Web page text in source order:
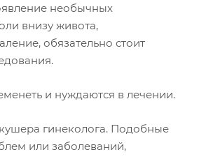
необычных
внизу живота,
обязательно стоит
и нуждаются в лечении.
гинеколога. Подобные
или заболеваний,